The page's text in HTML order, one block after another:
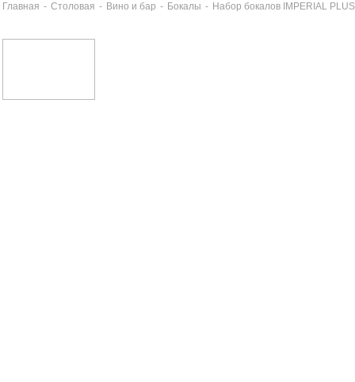
Главная - Столовая - Вино и бар - Бокалы - Набор бокалов IMPERIAL